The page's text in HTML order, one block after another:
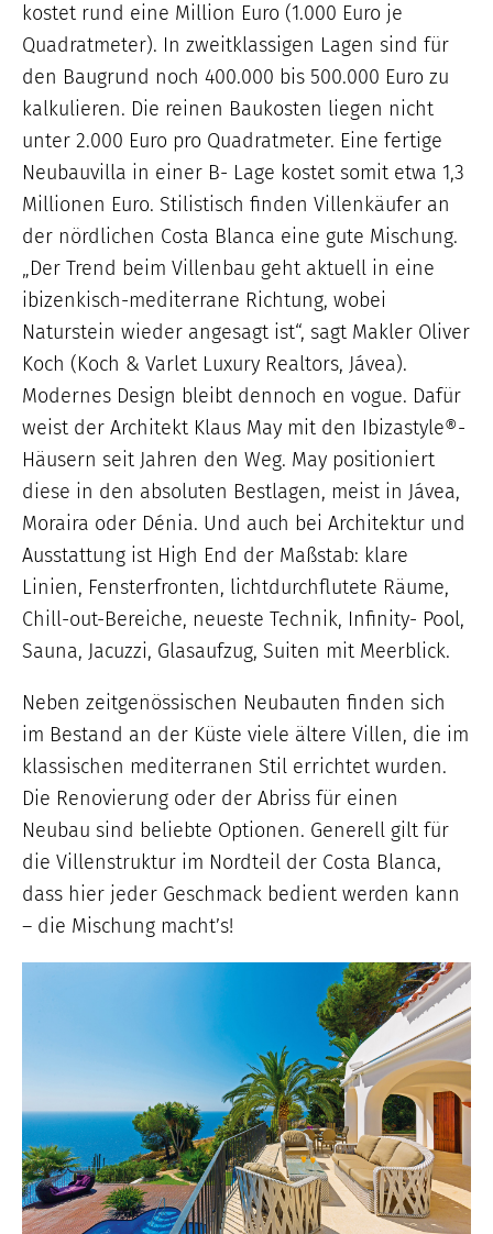
kostet rund eine Million Euro (1.000 Euro je
Quadratmeter). In zweitklassigen Lagen sind für
den Baugrund noch 400.000 bis 500.000 Euro zu
kalkulieren. Die reinen Baukosten liegen nicht
unter 2.000 Euro pro Quadratmeter. Eine fertige
Neubauvilla in einer B- Lage kostet somit etwa 1,3
Millionen Euro. Stilistisch finden Villenkäufer an
der nördlichen Costa Blanca eine gute Mischung.
„Der Trend beim Villenbau geht aktuell in eine
ibizenkisch-mediterrane Richtung, wobei
Naturstein wieder angesagt ist“, sagt Makler Oliver
Koch (Koch & Varlet Luxury Realtors, Jávea).
Modernes Design bleibt dennoch en vogue. Dafür
weist der Architekt Klaus May mit den Ibizastyle®-
Häusern seit Jahren den Weg. May positioniert
diese in den absoluten Bestlagen, meist in Jávea,
Moraira oder Dénia. Und auch bei Architektur und
Ausstattung ist High End der Maßstab: klare
Linien, Fensterfronten, lichtdurchflutete Räume,
Chill-out-Bereiche, neueste Technik, Infinity- Pool,
Sauna, Jacuzzi, Glasaufzug, Suiten mit Meerblick.
Neben zeitgenössischen Neubauten finden sich
im Bestand an der Küste viele ältere Villen, die im
klassischen mediterranen Stil errichtet wurden.
Die Renovierung oder der Abriss für einen
Neubau sind beliebte Optionen. Generell gilt für
die Villenstruktur im Nordteil der Costa Blanca,
dass hier jeder Geschmack bedient werden kann
– die Mischung macht’s!